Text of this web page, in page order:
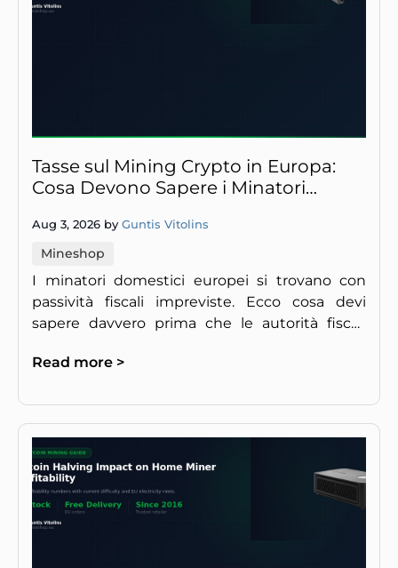
Tasse sul Mining Crypto in Europa:
Cosa Devono Sapere i Minatori
Aug 3, 2026 by Guntis Vitolins
Mineshop
I minatori domestici europei si trovano con
passività fiscali impreviste. Ecco cosa devi
sapere davvero prima che le autorità fiscali
Read more >